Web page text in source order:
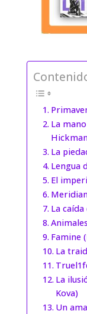
La
La
Lengua
El
La
Famine
La
La
Kova)
Un